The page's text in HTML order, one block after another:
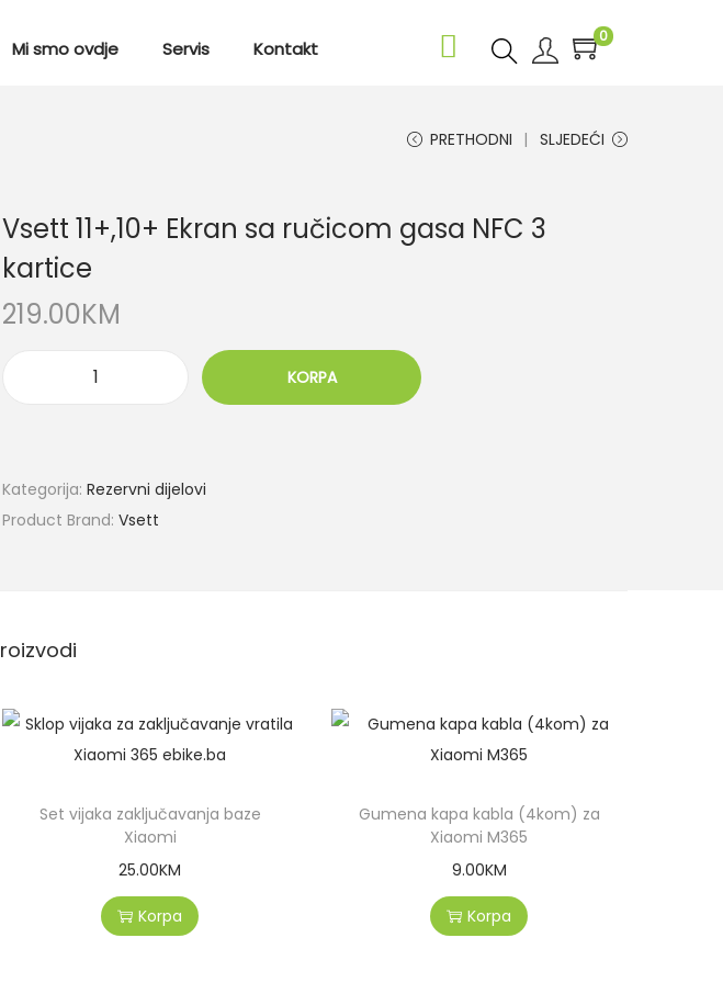
Mi smo ovdje Servis Kontakt
0
PRETHODNI SLJEDEĆI
Vsett 11+,10+ Ekran sa ručicom gasa NFC 3
kartice
219.00KM
KORPA
Kategorija: Rezervni dijelovi
Product Brand: Vsett
Set vijaka zaključavanja baze
Xiaomi
25.00KM
Korpa
Gumena kapa kabla (4kom) za
Xiaomi M365
9.00KM
Korpa